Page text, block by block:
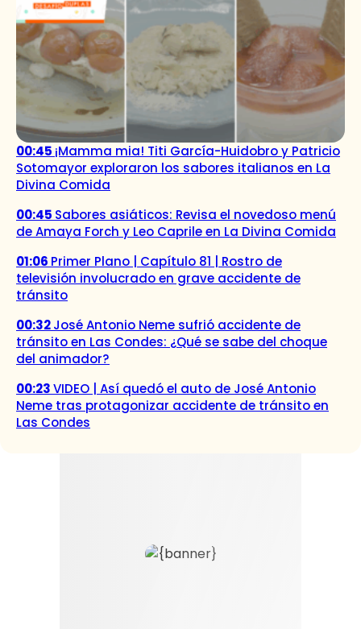
00:45 ¡Mamma mia! Titi García-Huidobro y Patricio
Sotomayor exploraron los sabores italianos en La
Divina Comida
00:45 Sabores asiáticos: Revisa el novedoso menú
de Amaya Forch y Leo Caprile en La Divina Comida
01:06 Primer Plano | Capítulo 81 | Rostro de
televisión involucrado en grave accidente de
tránsito
00:32José Antonio Neme sufrió accidente de
tránsito en Las Condes: ¿Qué se sabe del choque
del animador?
00:23VIDEO | Así quedó el auto de José Antonio
Neme tras protagonizar accidente de tránsito en
Las Condes